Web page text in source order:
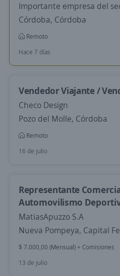
Importante empresa del
Córdoba, Córdoba
Remoto
Hace 7 días
Vendedor Viajante /
Checo Design
Pozo del Molle, Córdoba
Remoto
16 de julio
Representante
Automovilismo
MatiasApuzzo S.A
Nueva Pompeya, Capital
$ 7.000,00 (Mensual) + Comisiones
13 de julio